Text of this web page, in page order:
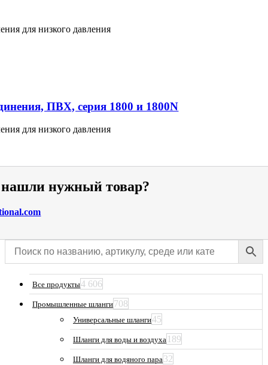
для низкого давления
ПВХ, серия 1800 и 1800N
для низкого давления
нужный товар?
Все продукты4 606
Промышленные шланги708
Универсальные шланги45
Шланги для воды и воздуха 189
Шланги для водяного пара32